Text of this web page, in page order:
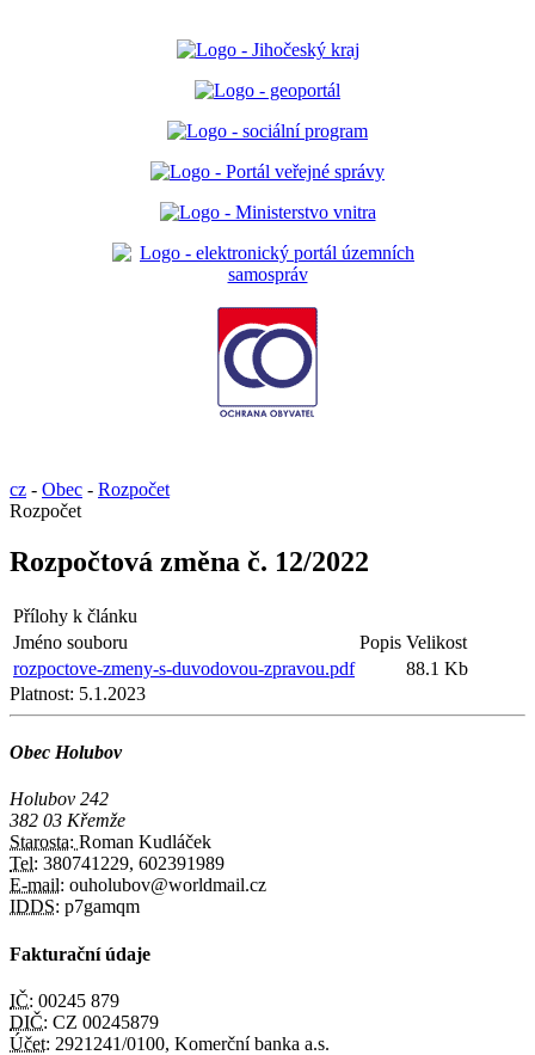
cz - Obec - Rozpočet
Rozpočet
Rozpočtová změna č. 12/2022
Přílohy k článku
Jméno souboru
Popis Velikost
rozpoctove-zmeny-s-duvodovou-zpravou.pdf
88.1 Kb
Platnost: 5.1.2023
Obec Holubov
Holubov 242
382 03 Křemže
Starosta: Roman Kudláček
Tel: 380741229, 602391989
E-mail: ouholubov@worldmail.cz
IDDS: p7gamqm
Fakturační údaje
IČ: 00245 879
DIČ: CZ 00245879
Účet: 2921241/0100, Komerční banka a.s.